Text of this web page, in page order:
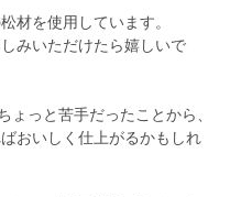
材を使用しています。
みいただけたら嬉しいで
ょっと苦手だったことから、
おいしく仕上がるかもしれ